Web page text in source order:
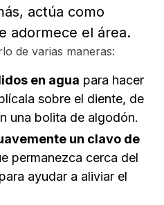
actúa como
adormece el área.
de varias maneras:
en agua para hacer
sobre el diente, de
una bolita de algodón.
un clavo de
permanezca cerca del
ayudar a aliviar el